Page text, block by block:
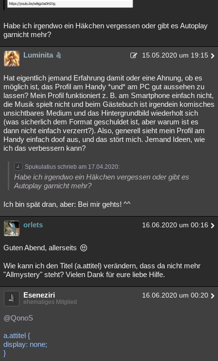
Habe ich irgendwo ein Häkchen vergessen oder gibt es Autoplay
garnicht mehr?
Luminita 15.05.2020 um 19:15
Hat eigentlich jemand Erfahrung damit oder eine Ahnung, ob es
möglich ist, das Profil am Handy *und* am PC gut aussehen zu
lassen? Mein Profil funktioniert z. B. am Smartphone einfach nicht,
die Musik spielt nicht und beim Gästebuch ist irgendein komisches
unsichtbares Medium und das Hintergrundbild wiederholt sich
(was sicherlich dem Format geschuldet ist, aber warum ist es
dann nicht einfach verzerrt?). Also, generell sieht mein Profil am
Handy einfach doof aus, und das stört mich. Jemand Ideen, wie
ich das verbessern kann?
Spukulatius schrieb am 17.04.2020:
Habe ich irgendwo ein Häkchen vergessen oder gibt es
Autoplay garnicht mehr?
Ich bin spät dran, aber: Bei mir gehts! ^^
orlets 16.06.2020 um 00:16
Guten Abend, allerseits
Wie kann ich den Titel (a.attitel) verändern, dass da nicht mehr
"Allmystery" steht? Vielen Dank für eure liebe Hilfe.
Eseneziri 16.06.2020 um 00:20
ehemaliges Mitglied
@QonoS
a.attitel {
display: none;
}